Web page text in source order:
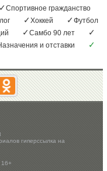
Спортивное гражданство
Хоккей
Футбол
Самбо 90 лет
и отставки
гиперссылка на
16+